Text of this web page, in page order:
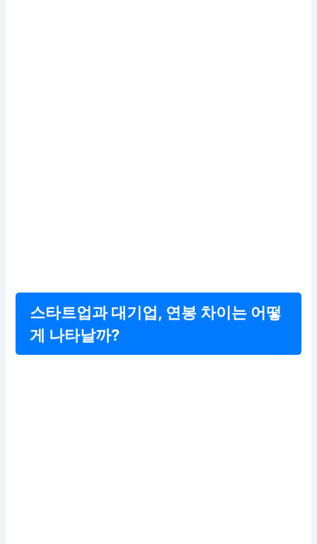
스타트업과 대기업, 연봉 차이는 어떻
게 나타날까?